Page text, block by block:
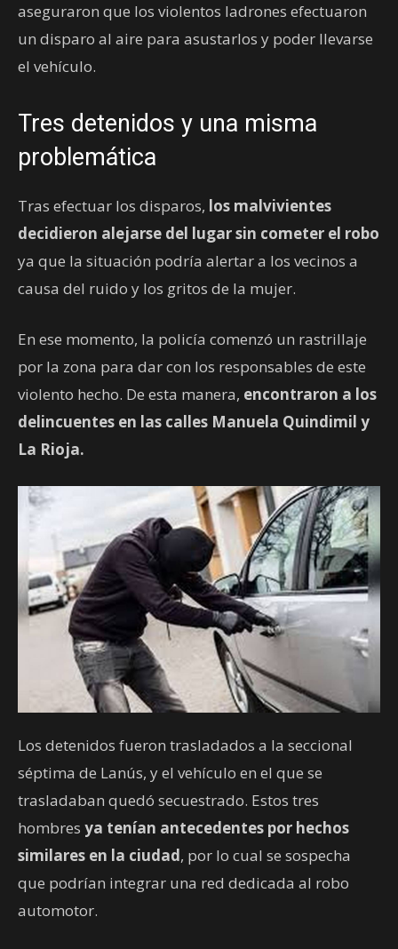
aseguraron que los violentos ladrones efectuaron
un disparo al aire para asustarlos y poder llevarse
el vehículo.
Tres detenidos y una misma
problemática
Tras efectuar los disparos, los malvivientes
decidieron alejarse del lugar sin cometer el robo
ya que la situación podría alertar a los vecinos a
causa del ruido y los gritos de la mujer.
En ese momento, la policía comenzó un rastrillaje
por la zona para dar con los responsables de este
violento hecho. De esta manera, encontraron a los
delincuentes en las calles Manuela Quindimil y
La Rioja.
Los detenidos fueron trasladados a la seccional
séptima de Lanús, y el vehículo en el que se
trasladaban quedó secuestrado. Estos tres
hombres ya tenían antecedentes por hechos
similares en la ciudad, por lo cual se sospecha
que podrían integrar una red dedicada al robo
automotor.